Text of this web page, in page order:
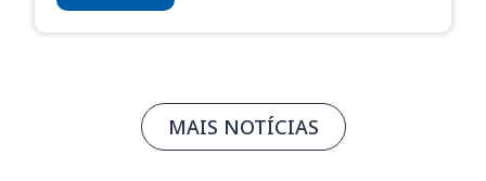
MAIS NOTÍCIAS